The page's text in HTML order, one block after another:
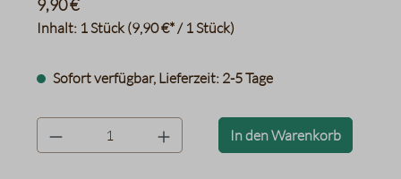
Inhalt: 1 Stück(9,90 €* / 1 Stück)
9,90 €
Sofort verfügbar, Lieferzeit: 2-5 Tage
product.quantityLabel In den Warenkorb